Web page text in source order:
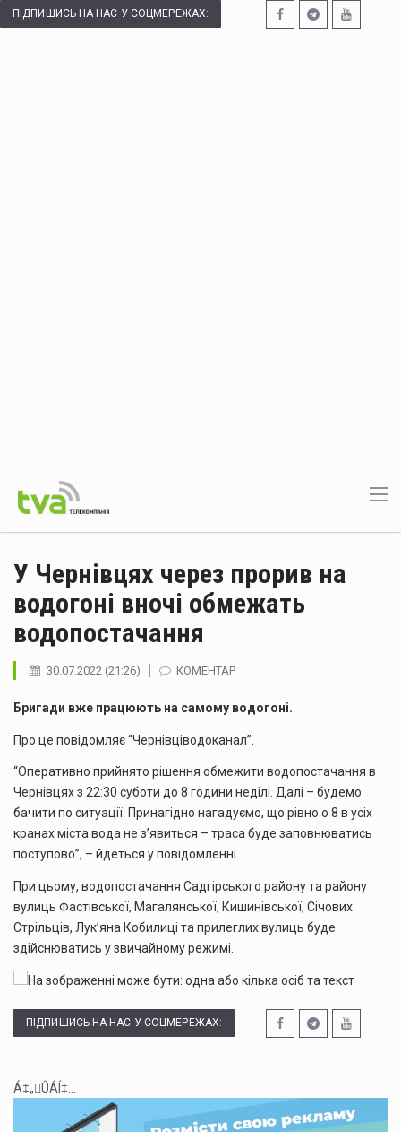
ПІДПИШИСЬ НА НАС У СОЦМЕРЕЖАХ:
У Чернівцях через прорив на
водогоні вночі обмежать
водопостачання
30.07.2022 (21:26) КОМЕНТАР
Бригади вже працюють на самому водогоні.
Про це повідомляє “Чернівціводоканал”.
“Оперативно прийнято рішення обмежити водопостачання в
Чернівцях з 22:30 суботи до 8 години неділі. Далі – будемо
бачити по ситуації. Принагідно нагадуємо, що рівно о 8 в усіх
кранах міста вода не з’явиться – траса буде заповнюватись
поступово”, – йдеться у повідомленні.
При цьому, водопостачання Садгірського району та району
вулиць Фастівської, Магалянської, Кишинівської, Січових
Стрільців, Лук’яна Кобилиці та прилеглих вулиць буде
здійснюватись у звичайному режимі.
ПІДПИШИСЬ НА НАС У СОЦМЕРЕЖАХ:
Á‡„ÛÁÍ‡...